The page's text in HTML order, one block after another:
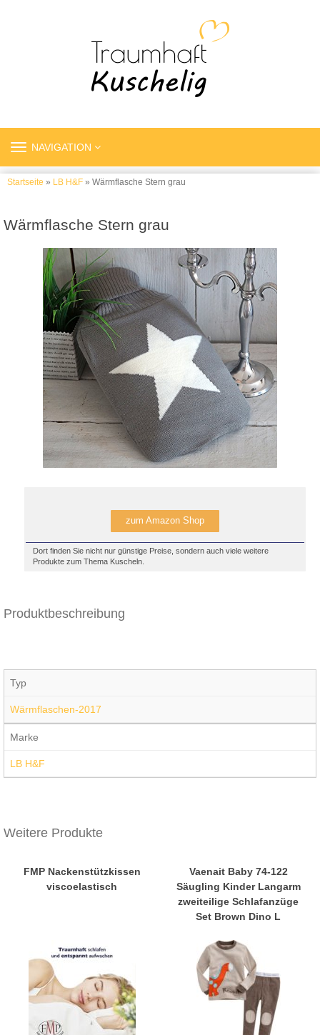
TOGGLE
NAVIGATION
Startseite » LB H&F » Wärmflasche Stern grau
Wärmflasche Stern grau
zum Amazon Shop
Dort finden Sie nicht nur günstige Preise, sondern auch viele weitere
Produkte zum Thema Kuscheln.
Produktbeschreibung
Typ
Wärmflaschen-2017
Marke
LB H&F
Weitere Produkte
FMP Nackenstützkissen
viscoelastisch
Vaenait Baby 74-122
Säugling Kinder Langarm
zweiteilige Schlafanzüge
Set Brown Dino L